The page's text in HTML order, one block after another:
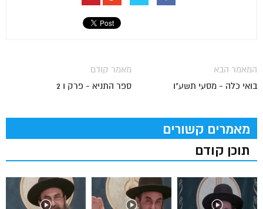
מאמר קודם
ספר התניא - פרק ו 2
המאמר הבא
בואי כלה - מסעי תשע"ו
מאמרים קשורים
תוכן קודם